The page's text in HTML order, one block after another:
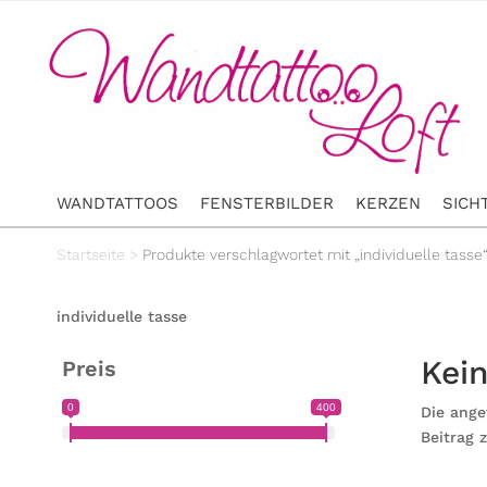
WANDTATTOOS FENSTERBILDER KERZEN
Startseite > Produkte verschlagwortet mit „individuelle tasse“
individuelle tasse
Preis
0 400
Die
Beitrag